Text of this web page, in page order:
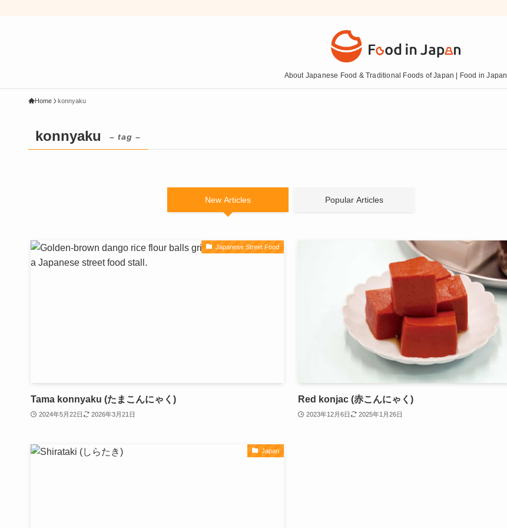
About Japanese Food & Traditional Foods of Japan | Food in Japan
Home konnyaku
konnyaku – tag –
New Articles Popular Articles
Japanese Street Food
Tama konnyaku (たまこんにゃく)
2024年5月22日 2026年3月21日
Red konjac (赤こんにゃく)
2023年12月6日 2025年1月26日
Japan